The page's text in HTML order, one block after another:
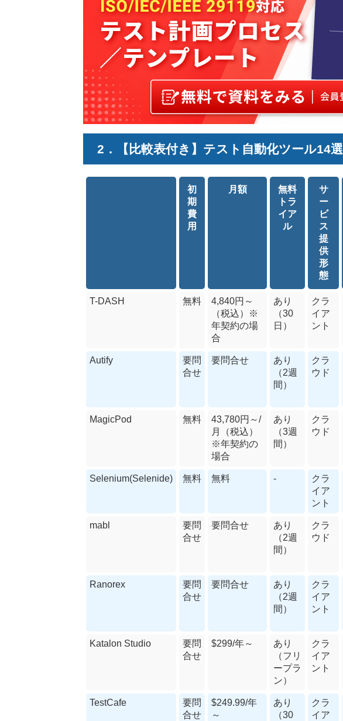
2．【比較表付き】テスト自動化ツール14選
初
期
費
用
月額
無料
トラ
イア
ル
サ
ー
ビ
ス
提
供
形
態
T-DASH 無料
4,840円～
（税込）※
年契約の場
合
あり
（30
日）
クラ
イア
ント
Autify
要問
合せ
要問合せ
あり
（2週
間）
クラ
ウド
MagicPod 無料
43,780円～/
月（税込）
※年契約の
場合
あり
（3週
間）
クラ
ウド
Selenium(Selenide) 無料 無料 -
クラ
イア
ント
mabl
要問
合せ
要問合せ
あり
（2週
間）
クラ
ウド
Ranorex
要問
合せ
要問合せ
あり
（2週
間）
クラ
イア
ント
Katalon Studio
要問
合せ
$299/年～
あり
（フリ
ープラ
ン）
クラ
イア
ント
TestCafe
要問
合せ
$249.99/年
～
あり
（30
クラ
イア